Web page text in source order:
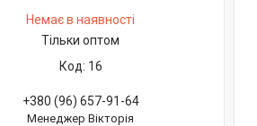
Немає в наявності
Тільки оптом
16
+380 (96) 657-91-64
Менеджер Вікторія